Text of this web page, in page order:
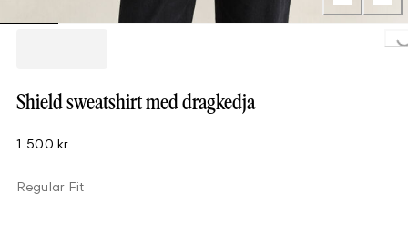
Shield sweatshirt med dragkedja
1 500 kr
Regular Fit